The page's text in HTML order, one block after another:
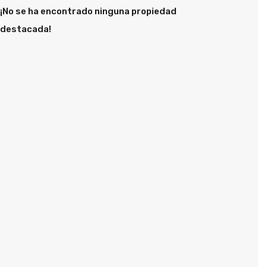
¡No se ha encontrado ninguna propiedad
destacada!